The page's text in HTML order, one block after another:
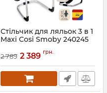
Стільчик для ляльок 3 в 1
Maxi Cosi Smoby 240245
Артикул:7600240245
2 789 2 389 грн.